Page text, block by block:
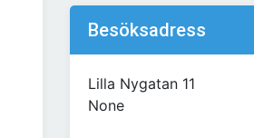
Besöksadress
Lilla Nygatan 11
None